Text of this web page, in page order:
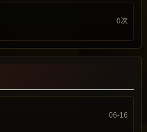
0次
06-16